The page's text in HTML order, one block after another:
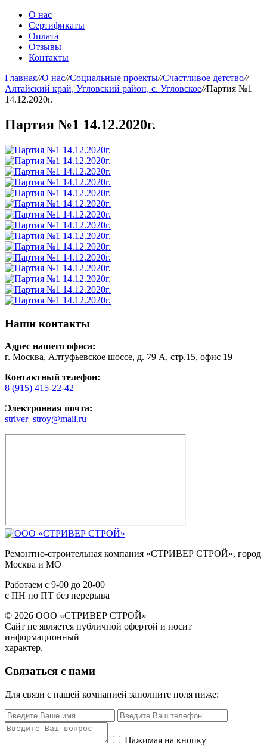
О нас
Сертификаты
Оплата
Отзывы
Контакты
Главная//О нас//Социальные проекты//Счастливое детство//
Алтайский край, Угловский район, с. Угловское//Партия №1
14.12.2020г.
Партия №1 14.12.2020г.
Наши контакты
Адрес нашего офиса:
г. Москва, Алтуфьевское шоссе, д. 79 А, стр.15, офис 19
Контактный телефон:
8 (915) 415-22-42
Электронная почта:
striver_stroy@mail.ru
Ремонтно-строительная компания «СТРИВЕР СТРОЙ», город
Москва и МО
Работаем с 9-00 до 20-00
с ПН по ПТ без перерыва
© 2026 ООО «СТРИВЕР СТРОЙ»
Сайт не является публичной офертой и носит
информационный
характер.
Связаться с нами
Для связи с нашей компанией заполните поля ниже:
Нажимая на кнопку